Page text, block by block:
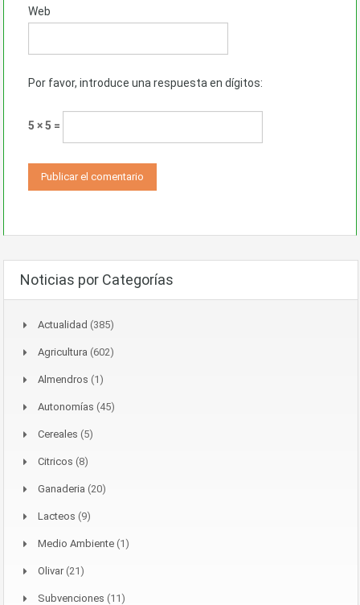
Web
Por favor, introduce una respuesta en dígitos:
5 × 5 =
Noticias por Categorías
Actualidad (385)
Agricultura (602)
Almendros (1)
Autonomías (45)
Cereales (5)
Citricos (8)
Ganaderia (20)
Lacteos (9)
Medio Ambiente (1)
Olivar(21)
Subvenciones (11)